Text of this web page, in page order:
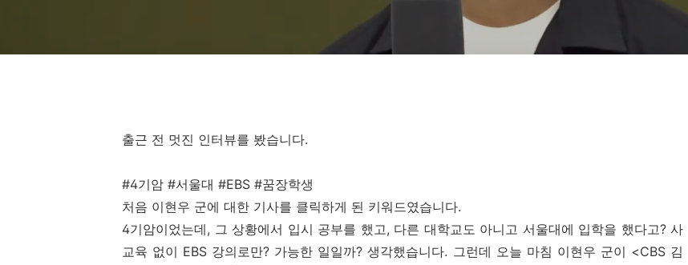
출근 전 멋진 인터뷰를 봤습니다.
#4기암 #서울대 #EBS #꿈장학생
처음 이현우 군에 대한 기사를 클릭하게 된 키워드였습니다.
4기암이었는데, 그 상황에서 입시 공부를 했고, 다른 대학교도 아니고 서울대에 입학을 했다고? 사
교육 없이 EBS 강의로만? 가능한 일일까? 생각했습니다. 그런데 오늘 마침 이현우 군이 <CBS 김